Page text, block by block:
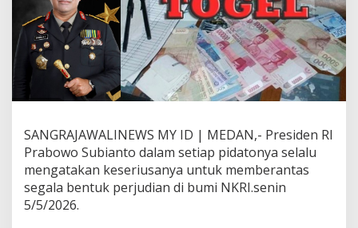
l
M
e
r
k
S
T
u
m
b
h
SANGRAJAWALINEWS MY ID | MEDAN,- Presiden RI
Prabowo Subianto dalam setiap pidatonya selalu
mengatakan keseriusanya untuk memberantas
segala bentuk perjudian di bumi NKRI.senin
5/5/2026.